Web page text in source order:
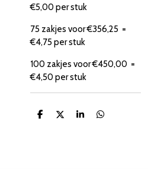
€5,00 per stuk
75 zakjes voor €356,25 =
€4,75 per stuk
100 zakjes voor €450,00 =
€4,50 per stuk
D
D
S
D